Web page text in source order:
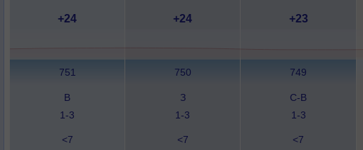
+24 +24 +23
751 750 749
В
1-3
З
1-3
С-В
1-3
<7 <7 <7